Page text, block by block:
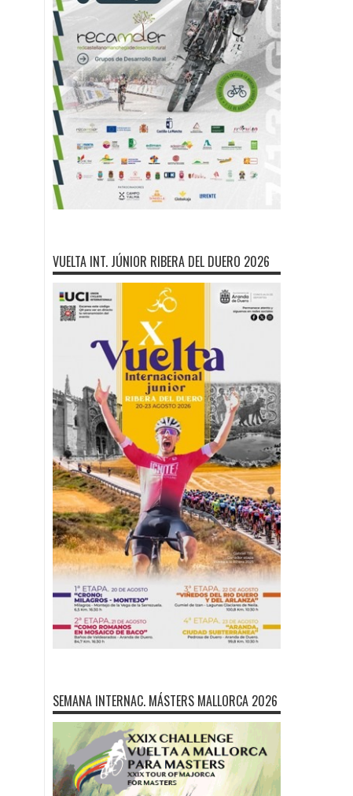
VUELTA INT. JÚNIOR RIBERA DEL DUERO 2026
SEMANA INTERNAC. MÁSTERS MALLORCA 2026